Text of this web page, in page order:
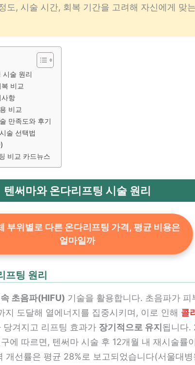
도, 시술 시간, 회복 기간을 고려해 자신에게 맞
시술 원리
비교
항
비교
만족도와 후기
술 선택법
비교 카드뉴스
텐써마와 온다리프팅 시술 원리
부위별로 다른 온다리프팅 가격, 평균 비용은
얼마일까
프팅 원리
초음파(HIFU) 기술을 활용합니다. 초음파가 피
지 도달해 열에너지를 집중시키며, 이로 인해 콜
당겨지고 리프팅 효과가 장기적으로 유지됩니다.
에 따르면, 텐써마 시술 후 12개월 내 재시술률
개선률은 평균 28%로 보고되었습니다(서울대병